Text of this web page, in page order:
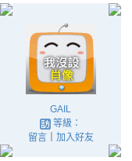
GAIL
等級：
留言｜ 加入好友